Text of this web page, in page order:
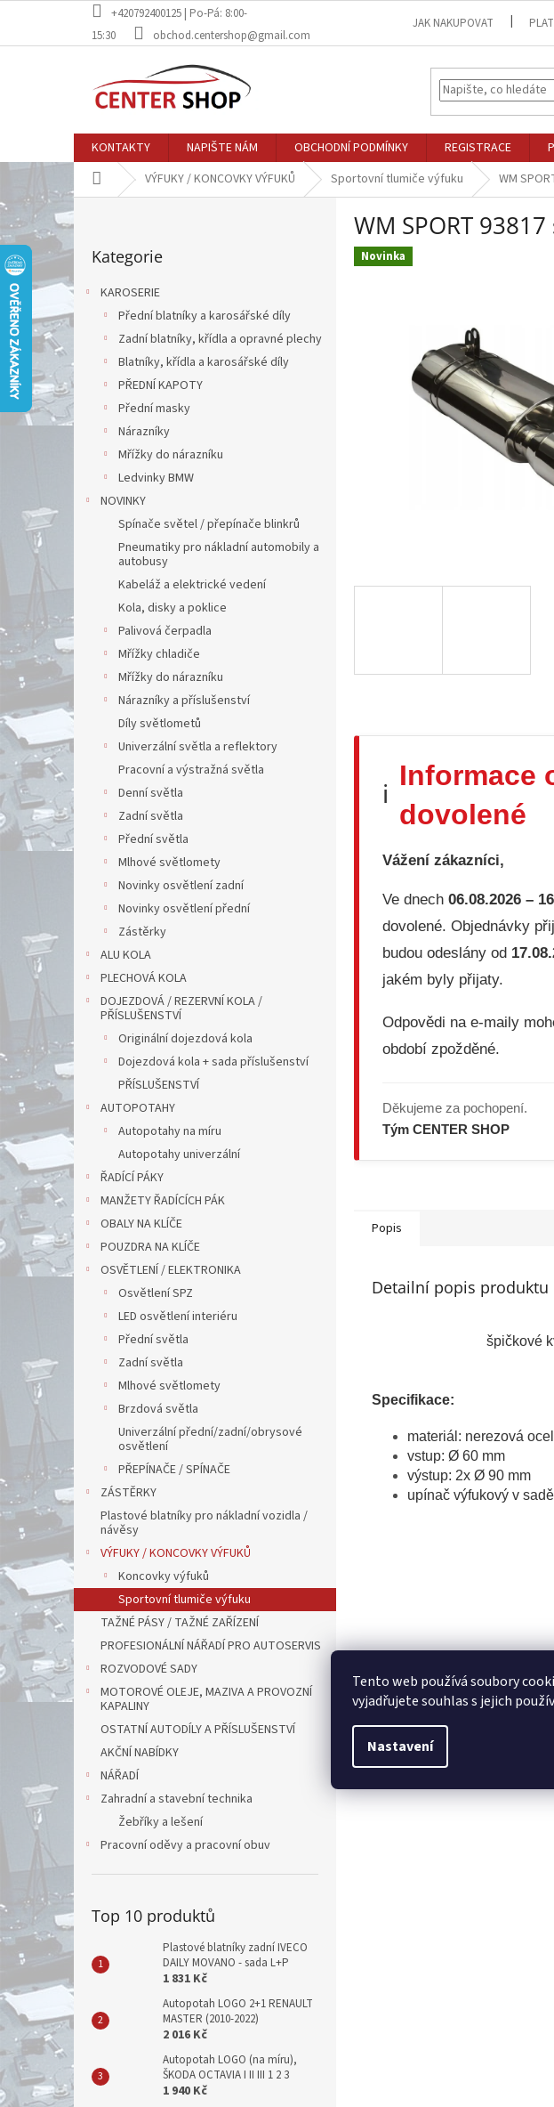
Tento web používá soubory
vyjadřujete souhlas s jejich
Nastavení
obsah
+420792400125 | Po-Pá: 8:00-
15:30
obchod.centershop@gmail.com
JAK NAKUPOVAT
KONTAKTY NAPIŠTE NÁM OBCHODNÍ PODMÍNKY REGISTRACE
Domů VÝFUKY / KONCOVKY VÝFUKŮ Sportovní tlumiče výfuku WM
P
o
s
r
n
í
p
a
n
kategorie
Kategorie
KAROSERIE
Přední blatníky a karosářské díly
Zadní blatníky, křídla a opravné plechy
Blatníky, křídla a karosářské díly
PŘEDNÍ KAPOTY
Přední masky
Nárazníky
Mřížky do nárazníku
Ledvinky BMW
NOVINKY
Spínače světel / přepínače blinkrů
Pneumatiky pro nákladní automobily a
autobusy
Kabeláž a elektrické vedení
Kola, disky a poklice
Palivová čerpadla
Mřížky chladiče
Mřížky do nárazníku
Nárazníky a příslušenství
Díly světlometů
Univerzální světla a reflektory
Pracovní a výstražná světla
Denní světla
Zadní světla
Přední světla
Mlhové světlomety
Novinky osvětlení zadní
Novinky osvětlení přední
Zástěrky
ALU KOLA
PLECHOVÁ KOLA
DOJEZDOVÁ / REZERVNÍ KOLA /
PŘÍSLUŠENSTVÍ
Originální dojezdová kola
Dojezdová kola + sada příslušenství
PŘÍSLUŠENSTVÍ
AUTOPOTAHY
Autopotahy na míru
Autopotahy univerzální
ŘADÍCÍ PÁKY
MANŽETY ŘADÍCÍCH PÁK
OBALY NA KLÍČE
POUZDRA NA KLÍČE
OSVĚTLENÍ / ELEKTRONIKA
Osvětlení SPZ
LED osvětlení interiéru
Přední světla
Zadní světla
Mlhové světlomety
Brzdová světla
Univerzální přední/zadní/obrysové
osvětlení
PŘEPÍNAČE / SPÍNAČE
ZÁSTĚRKY
Plastové blatníky pro nákladní vozidla /
návěsy
VÝFUKY / KONCOVKY VÝFUKŮ
Koncovky výfuků
Sportovní tlumiče výfuku
TAŽNÉ PÁSY / TAŽNÉ ZAŘÍZENÍ
PROFESIONÁLNÍ NÁŘADÍ PRO AUTOSERVIS
ROZVODOVÉ SADY
MOTOROVÉ OLEJE, MAZIVA A PROVOZNÍ
KAPALINY
OSTATNÍ AUTODÍLY A PŘÍSLUŠENSTVÍ
AKČNÍ NABÍDKY
NÁŘADÍ
Zahradní a stavební technika
Žebříky a lešení
Pracovní oděvy a pracovní obuv
Top 10 produktů
Plastové blatníky zadní IVECO
DAILY MOVANO - sada L+P
1 831 Kč
Autopotah LOGO 2+1 RENAULT
MASTER (2010-2022)
2 016 Kč
Autopotah LOGO (na míru),
ŠKODA OCTAVIA I II III 1 2 3
1 940 Kč
WM SPORT
Novinka
ℹ️
Informace
dovolené
Vážení zákazníci,
Ve dnech 06.08.2026 –
dovolené. Objednávky
budou odeslány od
jakém byly přijaty.
Odpovědi na e-maily
období zpožděné.
Děkujeme za pochopení.
Tým CENTER SHOP
Popis
Detailní popis produktu
špičkové
Specifikace:
materiál: nerezová ocel
vstup: Ø 60 mm
výstup: 2x Ø 90 mm
upínač výfukový v sadě